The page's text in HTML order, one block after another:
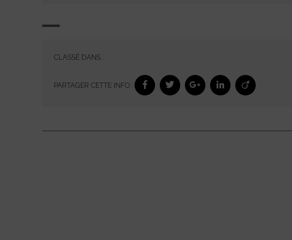
CLASSÉ DANS :
PARTAGER CETTE INFO :